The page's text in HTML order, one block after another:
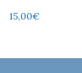
15,00€